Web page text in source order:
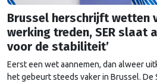
Brussel herschrijft wetten
werking treden, SER slaat
voor de stabiliteit’
Eerst een wet aannemen, dan alweer
het gebeurt steeds vaker in Brussel. De